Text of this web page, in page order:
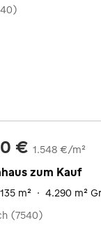
€ 1.548 €/m²
zum Kauf
135 m² · 4.290 m²
(7540)